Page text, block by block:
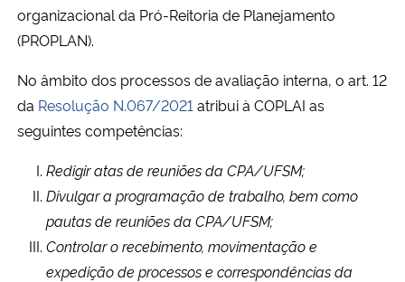
Ministério da Educação
Ministério da Cidadania
Ministério de Minas e Energia
Ministério da Ciência, Tecnologia, Inovações e Comunicações
Ministério do Meio Ambiente
organizacional da Pró-Reitoria de Planejamento
(PROPLAN).
No âmbito dos processos de avaliação interna, o art. 12
da Resolução N.067/2021 atribui à COPLAI as
seguintes competências:
Redigir atas de reuniões da CPA/UFSM;
Divulgar a programação de trabalho, bem como
pautas de reuniões da CPA/UFSM;
Controlar o recebimento, movimentação e
expedição de processos e correspondências da